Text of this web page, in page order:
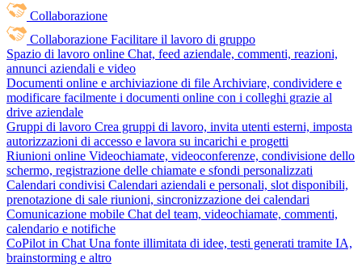
Collaborazione
Collaborazione Facilitare il lavoro di gruppo
Spazio di lavoro online Chat, feed aziendale, commenti, reazioni,
annunci aziendali e video
Documenti online e archiviazione di file Archiviare, condividere e
modificare facilmente i documenti online con i colleghi grazie al
drive aziendale
Gruppi di lavoro Crea gruppi di lavoro, invita utenti esterni, imposta
autorizzazioni di accesso e lavora su incarichi e progetti
Riunioni online Videochiamate, videoconferenze, condivisione dello
schermo, registrazione delle chiamate e sfondi personalizzati
Calendari condivisi Calendari aziendali e personali, slot disponibili,
prenotazione di sale riunioni, sincronizzazione dei calendari
Comunicazione mobile Chat del team, videochiamate, commenti,
calendario e notifiche
CoPilot in Chat Una fonte illimitata di idee, testi generati tramite IA,
brainstorming e altro